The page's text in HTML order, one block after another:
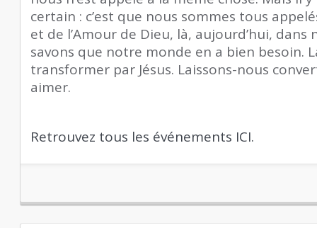
certain : c’est que nous sommes tous
et de l’Amour de Dieu, là, aujourd’hui,
savons que notre monde en a bien besoin.
transformer par Jésus. Laissons-nous
aimer.
Retrouvez tous les événements ICI.